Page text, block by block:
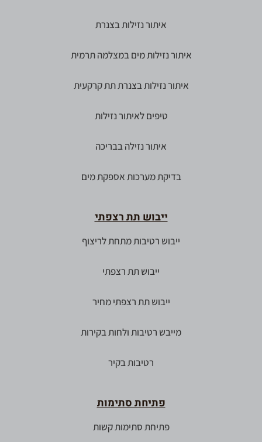
איתור נזילות בצנרת
איתור נזילות מים במצלמה תרמית
איתור נזילות בצנרת תת קרקעית
טיפים לאיתור נזילות
איתור נזילה בבריכה
בדיקת מערכות אספקת מים
ייבוש תת רצפתי
ייבוש רטיבות מתחת לריצוף
ייבוש תת רצפתי
ייבוש תת רצפתי מחיר
מייבש רטיבות ולחות בקירות
רטיבות בקיר
פתיחת סתימות
פתיחת סתימות קשות